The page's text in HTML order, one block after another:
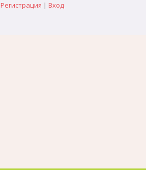
Регистрация | Вход